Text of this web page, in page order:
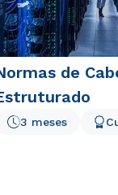
de
3 meses